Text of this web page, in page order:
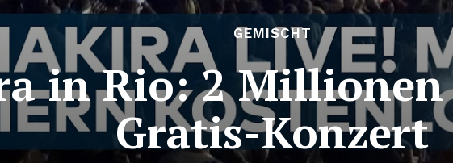
GEMISCHT
in Rio: 2 Millionen
Gratis-Konzert